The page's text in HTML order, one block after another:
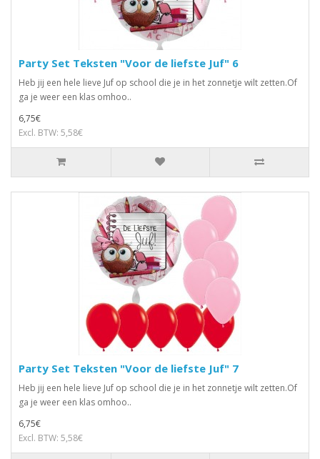
Party Set Teksten "Voor de liefste Juf" 6
Heb jij een hele lieve Juf op school die je in het zonnetje wilt zetten.Of
ga je weer een klas omhoo..
6,75€
Excl. BTW: 5,58€
Party Set Teksten "Voor de liefste Juf" 7
Heb jij een hele lieve Juf op school die je in het zonnetje wilt zetten.Of
ga je weer een klas omhoo..
6,75€
Excl. BTW: 5,58€